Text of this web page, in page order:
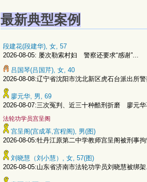
最新典型案例
段建花(段建华), 女, 57
2026-08-05: 屡次勒索村妇 警察还要求“感谢”...
吕国琴(吕国芹), 女, 40
2026-08-08:辽宁省沈阳市沈北新区虎石台派出所
廖元华, 男, 69
2026-08-07:三次冤判、近三十种酷刑折磨 廖元
法轮功学员宫呈阁
宫呈阁(宫成革,宫程阁), 男(图)
2026-08-05:牡丹江原第二中学教师宫呈阁被刑事
刘晓慧（刘小慧）, 女, 57(图)
2026-08-05:山东省济南市法轮功学员刘晓慧被绑